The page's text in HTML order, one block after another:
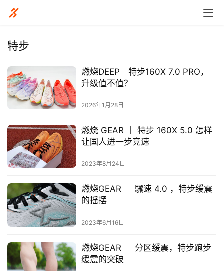
比
观
特步
燃烧DEEP｜特步160X 7.0 PRO，
升级值不值？
2026年1月28日
燃烧 GEAR ｜ 特步 160X 5.0 怎样
让国人进一步竞速
2023年8月24日
燃烧GEAR ｜ 騛速 4.0 ，特步缓震
的摇摆
2023年6月16日
燃烧GEAR ｜ 分区缓震，特步跑步
缓震的突破